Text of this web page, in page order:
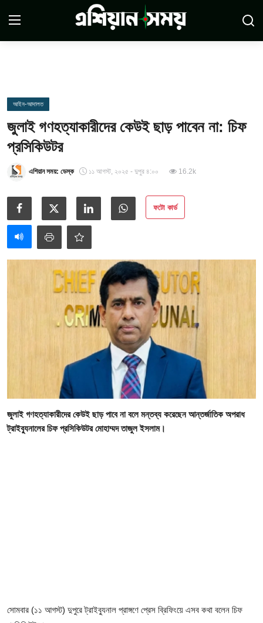
সম্পর্কে
সারাদেশ
যোগাযোগ
সর্বশেষ
শর্তাবলী
গোপনীয়তা নীতি
স্বাস্থ্য
চট্টগ্রাম বিভাগ
আইন-আদালত
জুলাই গণহত্যাকারীদের কেউই ছাড় পাবেন না: চিফ
প্রসিকিউটর
এশিয়ান সময়: ডেস্ক ১১ আগস্ট, ২০২৫ - দুপুর ৪:০০ 16.2k
ফটো কার্ড
জুলাই গণহত্যাকারীদের কেউই ছাড় পাবে না বলে মন্তব্য করেছেন আন্তর্জাতিক অপরাধ
ট্রাইব্যুনালের চিফ প্রসিকিউটর মোহাম্মদ তাজুল ইসলাম।
সোমবার (১১ আগস্ট) দুপুরে ট্রাইব্যুনাল প্রাঙ্গণে প্রেস ব্রিফিংয়ে এসব কথা বলেন চিফ